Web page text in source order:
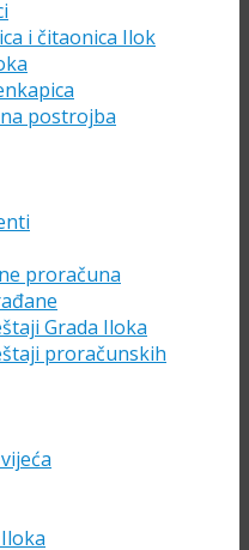
i čitaonica Ilok
postrojba
proračuna
Grada Iloka
proračunskih